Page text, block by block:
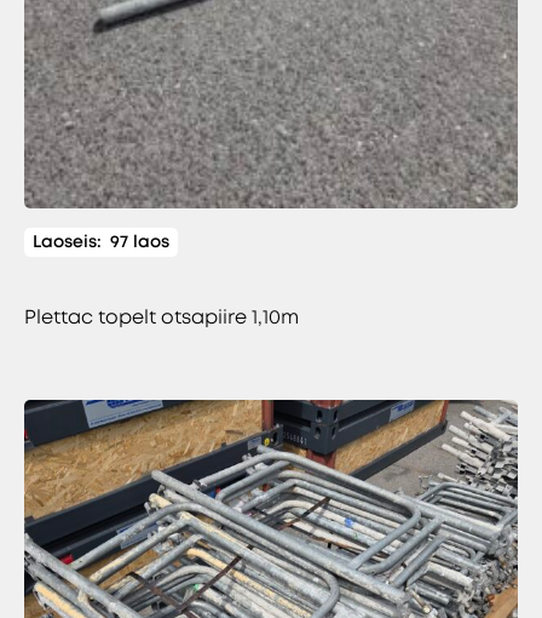
Laoseis: 97 laos
Plettac topelt otsapiire 1,10m